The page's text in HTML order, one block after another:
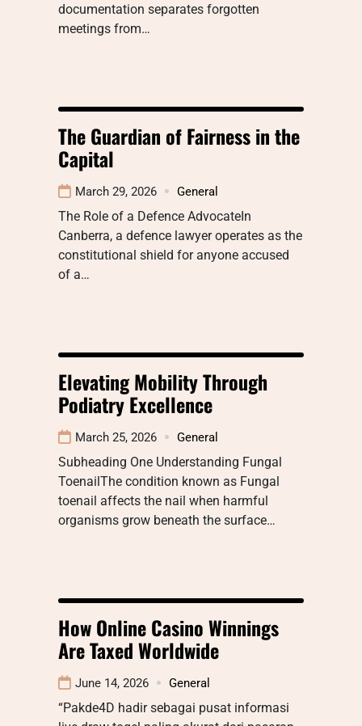
documentation separates forgotten
meetings from…
The Guardian of Fairness in the
Capital
March 29, 2026 General
The Role of a Defence AdvocateIn
Canberra, a defence lawyer operates as the
constitutional shield for anyone accused
of a…
Elevating Mobility Through
Podiatry Excellence
March 25, 2026 General
Subheading One Understanding Fungal
ToenailThe condition known as Fungal
toenail affects the nail when harmful
organisms grow beneath the surface…
How Online Casino Winnings
Are Taxed Worldwide
June 14, 2026 General
“Pakde4D hadir sebagai pusat informasi